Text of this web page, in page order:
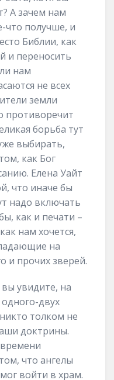
А зачем нам
что получше, и
Библии, как
и переносить
нам
не всех
земли
противоречит
борьба тут
выбирать,
как Бог
Елена Уайт
что иначе бы
надо включать
как и печати –
нам хочется,
на
и прочих зверей.
увидите, на
двух
толком не
доктрины.
что ангелы
войти в храм.